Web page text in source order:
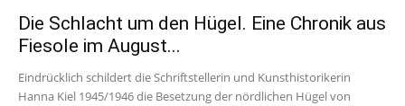
Die Schlacht um den Hügel. Eine Chronik aus
Fiesole im August...
Eindrücklich schildert die Schriftstellerin und Kunsthistorikerin
Hanna Kiel 1945/1946 die Besetzung der nördlichen Hügel von